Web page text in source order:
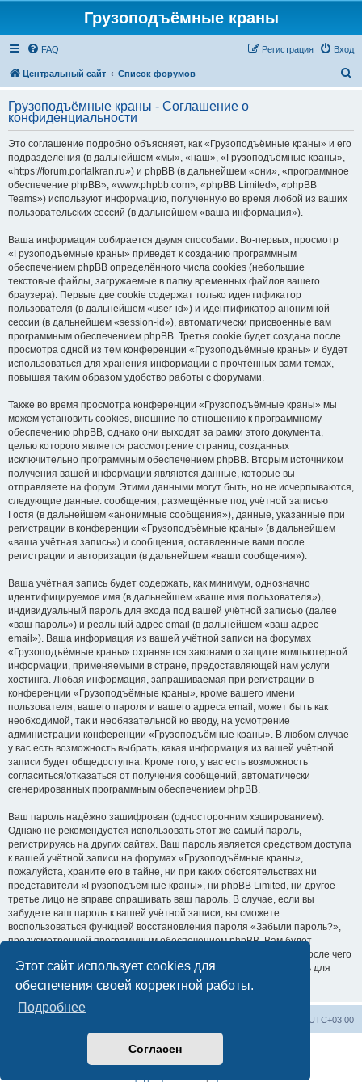
Этот сайт использует cookies для
обеспечения своей корректной работы.
Подробнее
Согласен
Грузоподъёмные краны
FAQ Вход
Регистрация
Центральный сайт Список форумов
с
Грузоподъёмные краны - Соглашение о
конфиденциальности
Это соглашение подробно объясняет, как «Грузоподъёмные краны» и его
подразделения (в дальнейшем «мы», «наш», «Грузоподъёмные краны»,
«https://forum.portalkran.ru») и phpBB (в дальнейшем «они», «программное
обеспечение phpBB», «www.phpbb.com», «phpBB Limited», «phpBB
Teams») используют информацию, полученную во время любой из ваших
пользовательских сессий (в дальнейшем «ваша информация»).
Ваша информация собирается двумя способами. Во-первых, просмотр
«Грузоподъёмные краны» приведёт к созданию программным
обеспечением phpBB определённого числа cookies (небольшие
текстовые файлы, загружаемые в папку временных файлов вашего
браузера). Первые две cookie содержат только идентификатор
пользователя (в дальнейшем «user-id») и идентификатор анонимной
сессии (в дальнейшем «session-id»), автоматически присвоенные вам
программным обеспечением phpBB. Третья cookie будет создана после
просмотра одной из тем конференции «Грузоподъёмные краны» и будет
использоваться для хранения информации о прочтённых вами темах,
повышая таким образом удобство работы с форумами.
Также во время просмотра конференции «Грузоподъёмные краны» мы
можем установить cookies, внешние по отношению к программному
обеспечению phpBB, однако они выходят за рамки этого документа,
целью которого является рассмотрение страниц, созданных
исключительно программным обеспечением phpBB. Вторым источником
получения вашей информации являются данные, которые вы
отправляете на форум. Этими данными могут быть, но не исчерпываются,
следующие данные: сообщения, размещённые под учётной записью
Гостя (в дальнейшем «анонимные сообщения»), данные, указанные при
регистрации в конференции «Грузоподъёмные краны» (в дальнейшем
«ваша учётная запись») и сообщения, оставленные вами после
регистрации и авторизации (в дальнейшем «ваши сообщения»).
Ваша учётная запись будет содержать, как минимум, однозначно
идентифицируемое имя (в дальнейшем «ваше имя пользователя»),
индивидуальный пароль для входа под вашей учётной записью (далее
«ваш пароль») и реальный адрес email (в дальнейшем «ваш адрес
email»). Ваша информация из вашей учётной записи на форумах
«Грузоподъёмные краны» охраняется законами о защите компьютерной
информации, применяемыми в стране, предоставляющей нам услуги
хостинга. Любая информация, запрашиваемая при регистрации в
конференции «Грузоподъёмные краны», кроме вашего имени
пользователя, вашего пароля и вашего адреса email, может быть как
необходимой, так и необязательной ко вводу, на усмотрение
администрации конференции «Грузоподъёмные краны». В любом случае
у вас есть возможность выбрать, какая информация из вашей учётной
записи будет общедоступна. Кроме того, у вас есть возможность
согласиться/отказаться от получения сообщений, автоматически
сгенерированных программным обеспечением phpBB.
Ваш пароль надёжно зашифрован (односторонним хэшированием).
Однако не рекомендуется использовать этот же самый пароль,
регистрируясь на других сайтах. Ваш пароль является средством доступа
к вашей учётной записи на форумах «Грузоподъёмные краны»,
пожалуйста, храните его в тайне, ни при каких обстоятельствах ни
представители «Грузоподъёмные краны», ни phpBB Limited, ни другое
третье лицо не вправе спрашивать ваш пароль. В случае, если вы
забудете ваш пароль к вашей учётной записи, вы сможете
воспользоваться функцией восстановления пароля «Забыли пароль?»,
предусмотренной программным обеспечением phpBB. Вам будет
необходимо ввести ваше имя пользователя и ваш адрес email, после чего
программное обеспечение phpBB сгенерирует вам новый пароль для
вашей учётной записи.
UTC+03:00
Создано на основеphpBB® Forum Software © phpBB Limited
Русская поддержка phpBB